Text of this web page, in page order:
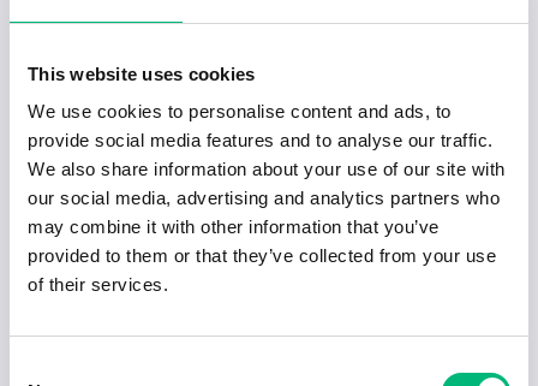
This website uses cookies
We use cookies to personalise content and ads, to
provide social media features and to analyse our traffic.
We also share information about your use of our site with
our social media, advertising and analytics partners who
may combine it with other information that you’ve
provided to them or that they’ve collected from your use
of their services.
Visa fler artiklar